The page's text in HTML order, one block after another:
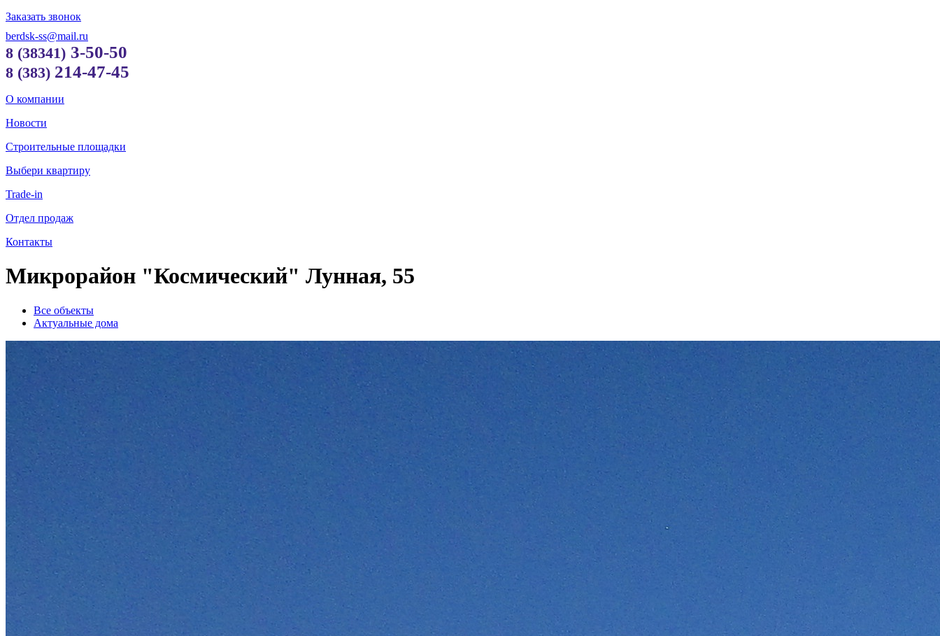
Заказать звонок
berdsk-ss@mail.ru
8 (38341) 3-50-50
8 (383) 214-47-45
О компании
Новости
Строительные площадки
Выбери квартиру
Trade-in
Отдел продаж
Контакты
Микрорайон "Космический" Лунная, 55
Все объекты
Актуальные дома